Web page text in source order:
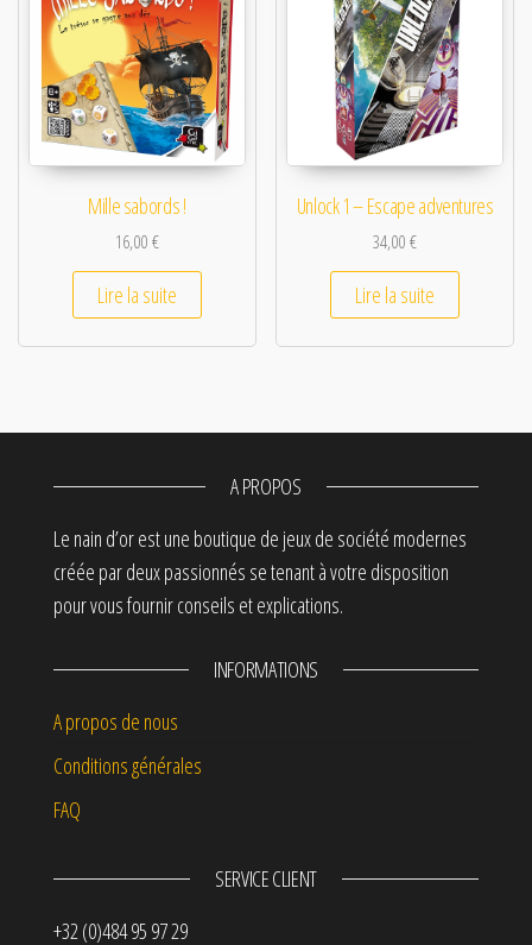
Mille sabords !
16,00€
Lire la suite
Unlock 1 – Escape adventures
34,00€
Lire la suite
A PROPOS
Le nain d’or est une boutique de jeux de société modernes
créée par deux passionnés se tenant à votre disposition
pour vous fournir conseils et explications.
INFORMATIONS
A propos de nous
Conditions générales
FAQ
SERVICE CLIENT
+32 (0)484 95 97 29